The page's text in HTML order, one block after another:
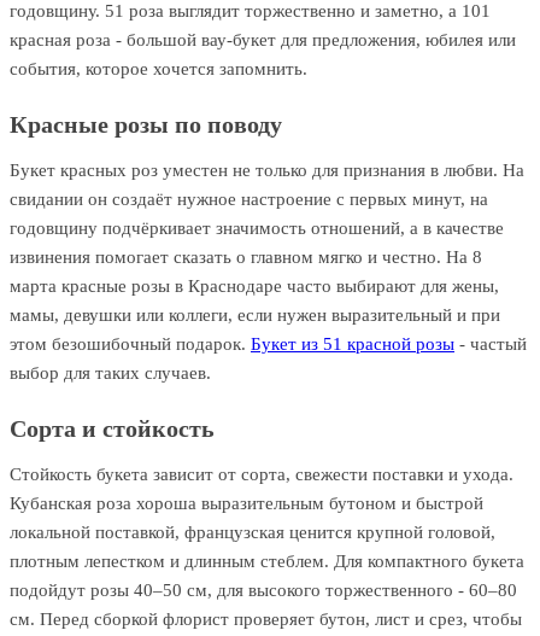
годовщину. 51 роза выглядит торжественно и заметно, а 101
красная роза - большой вау-букет для предложения, юбилея или
события, которое хочется запомнить.
Красные розы по поводу
Букет красных роз уместен не только для признания в любви. На
свидании он создаёт нужное настроение с первых минут, на
годовщину подчёркивает значимость отношений, а в качестве
извинения помогает сказать о главном мягко и честно. На 8
марта красные розы в Краснодаре часто выбирают для жены,
мамы, девушки или коллеги, если нужен выразительный и при
этом безошибочный подарок. Букет из 51 красной розы - частый
выбор для таких случаев.
Сорта и стойкость
Стойкость букета зависит от сорта, свежести поставки и ухода.
Кубанская роза хороша выразительным бутоном и быстрой
локальной поставкой, французская ценится крупной головой,
плотным лепестком и длинным стеблем. Для компактного букета
подойдут розы 40–50 см, для высокого торжественного - 60–80
см. Перед сборкой флорист проверяет бутон, лист и срез, чтобы